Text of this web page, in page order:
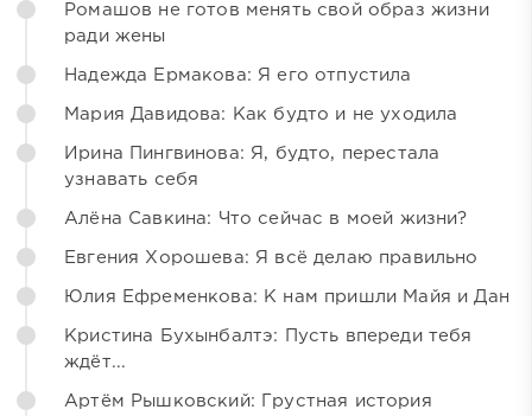
Ромашов не готов менять свой образ жизни
ради жены
Надежда Ермакова: Я его отпустила
Мария Давидова: Как будто и не уходила
Ирина Пингвинова: Я, будто, перестала
узнавать себя
Алёна Савкина: Что сейчас в моей жизни?
Евгения Хорошева: Я всё делаю правильно
Юлия Ефременкова: К нам пришли Майя и Дан
Кристина Бухынбалтэ: Пусть впереди тебя
ждёт...
Артём Рышковский: Грустная история